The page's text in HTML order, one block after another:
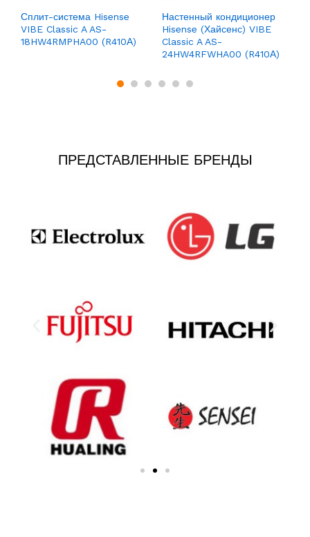
Сплит-система Hisense
VIBE Classic A AS-
18HW4RMPHA00 (R410А)
Настенный кондиционер
Hisense (Хайсенс) VIBE
Classic A AS-
24HW4RFWHA00 (R410А)
ПРЕДСТАВЛЕННЫЕ БРЕНДЫ